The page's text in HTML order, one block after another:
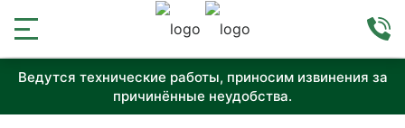
Ведутся технические работы, приносим извинения за
причинённые неудобства.